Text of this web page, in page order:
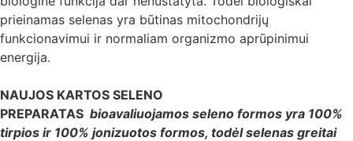
prieinamas selenas yra būtinas mitochondrijų
funkcionavimui ir normaliam organizmo aprūpinimui
energija.
NAUJOS KARTOS SELENO
PREPARATAS bioavaliuojamos seleno formos yra 100%
tirpios ir 100% jonizuotos formos, todėl selenas greitai